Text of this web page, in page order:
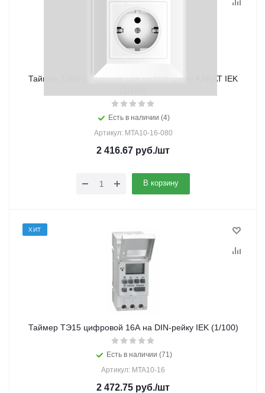
Таймер ТЭ80 цифровой 16А на DIN-рейку KARAT IEK
Есть в наличии (4)
Артикул: MTA10-16-080
2 416.67 руб./шт
В корзину
ХИТ
Таймер ТЭ15 цифровой 16А на DIN-рейку IEK (1/100)
Есть в наличии (71)
Артикул: MTA10-16
2 472.75 руб./шт